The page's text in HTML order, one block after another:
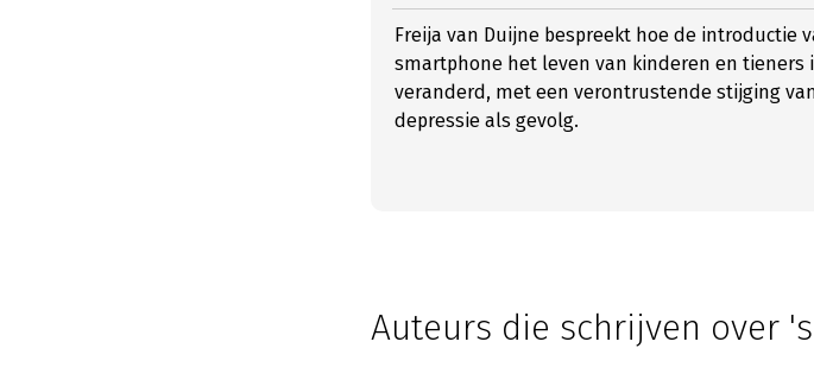
Freija van Duijne bespreekt hoe de introductie
smartphone het leven van kinderen en tieners
veranderd, met een verontrustende stijging
depressie als gevolg.
Auteurs die schrijven over